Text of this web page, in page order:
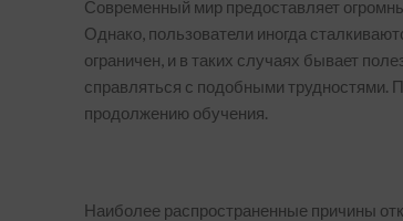
Современный мир предоставляет
Однако, пользователи иногда
ограничен, и в таких случаях бывает
справляться с подобными трудностями.
продолжению обучения.
Наиболее распространенные причины